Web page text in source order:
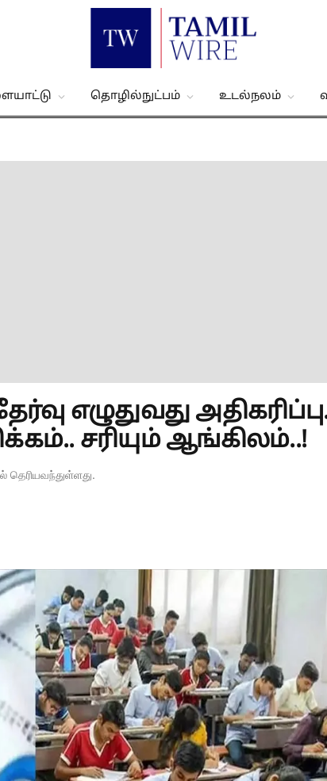
தொழில்நுட்பம் உடல்நலம்
எழுதுவது
சரியும் ஆங்கிலம்..!
தெரியவந்துள்ளது.